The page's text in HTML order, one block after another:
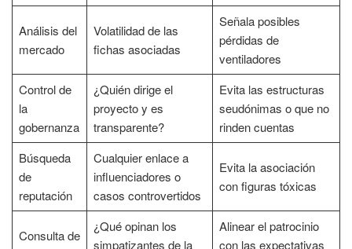
Análisis del
mercado
Volatilidad de las
fichas asociadas
Señala posibles
pérdidas de
ventiladores
Control de
la
gobernanza
¿Quién dirige el
proyecto y es
transparente?
Evita las estructuras
seudónimas o que no
rinden cuentas
Búsqueda
de
reputación
Cualquier enlace a
influenciadores o
casos controvertidos
Evita la asociación
con figuras tóxicas
Consulta de
¿Qué opinan los
simpatizantes de la
Alinear el patrocinio
con las expectativas